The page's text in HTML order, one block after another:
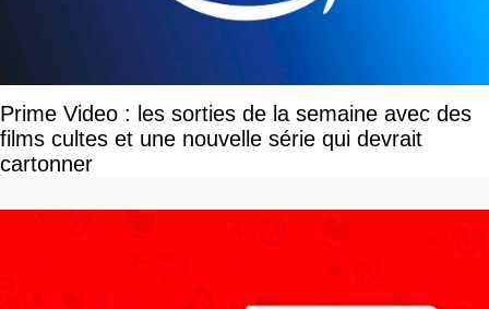
Prime Video : les sorties de la semaine avec des
films cultes et une nouvelle série qui devrait
cartonner